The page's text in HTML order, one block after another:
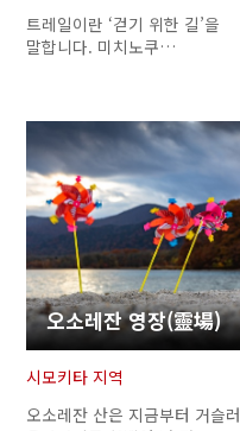
트레일이란 ‘걷기 위한 길’을
말합니다. 미치노쿠…
오소레잔 영장(靈場)
시모키타 지역
오소레잔 산은 지금부터 거슬러